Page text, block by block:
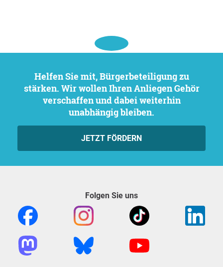
Helfen Sie mit, Bürgerbeteiligung zu
stärken. Wir wollen Ihren Anliegen Gehör
verschaffen und dabei weiterhin
unabhängig bleiben.
JETZT FÖRDERN
Folgen Sie uns